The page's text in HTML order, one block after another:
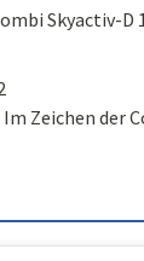
Skyactiv-D
Im Zeichen der